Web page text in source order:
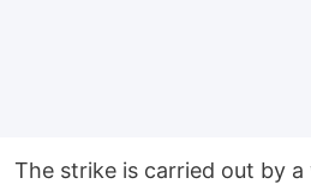
The strike is carried out by